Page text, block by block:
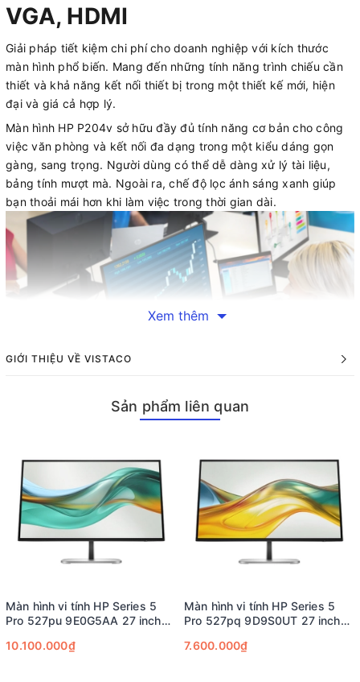
VGA, HDMI
Giải pháp tiết kiệm chi phí cho doanh nghiệp với kích thước
màn hình phổ biến. Mang đến những tính năng trình chiếu cần
thiết và khả năng kết nối thiết bị trong một thiết kế mới, hiện
đại và giá cả hợp lý.
Màn hình HP P204v sở hữu đầy đủ tính năng cơ bản cho công
việc văn phòng và kết nối đa dạng trong một kiểu dáng gọn
gàng, sang trọng. Người dùng có thể dễ dàng xử lý tài liệu,
bảng tính mượt mà. Ngoài ra, chế độ lọc ánh sáng xanh giúp
bạn thoải mái hơn khi làm việc trong thời gian dài.
Khám phá những điểm nổi bật của Màn hình HP P204v
cho công việc và học tập.
Màn hình chống chói (Anti-glare) giúp hiển thị rõ ràng trong
nhiều điều kiện ánh sáng.
Chế độ HP Low Blue Light giảm ánh sáng xanh, bảo vệ mắt khi
sử dụng lâu dài.
Xem thêm
GIỚI THIỆU VỀ VISTACO
Sản phẩm liên quan
Màn hình vi tính HP Series 5
Pro 527pu 9E0G5AA 27 inch
10.100.000₫
Màn hình vi tính HP Series 5
Pro 527pq 9D9S0UT 27 inch
7.600.000₫